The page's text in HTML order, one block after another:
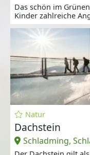
Das schön im
Kinder zahlreiche
Natur
Dachstein
Schladming,